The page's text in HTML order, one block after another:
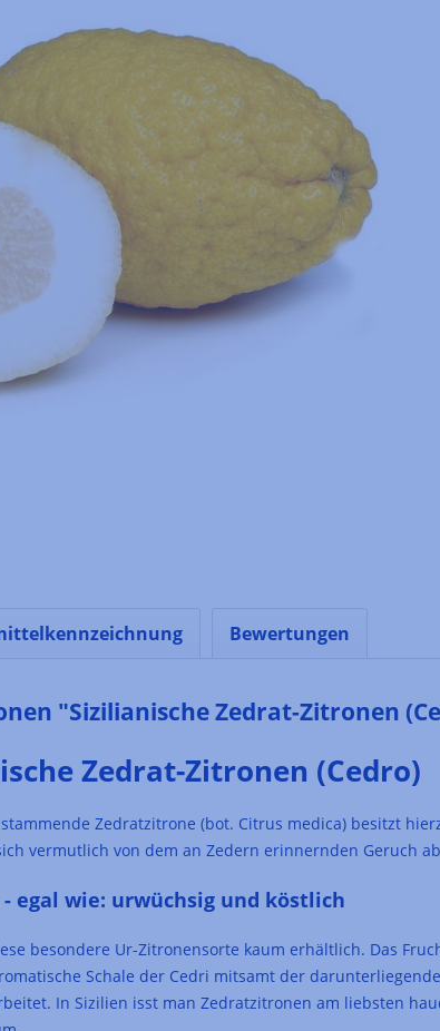
Bewertungen
"Sizilianische Zedrat-Zitronen
Zedrat-Zitronen (Cedro)
Zedratzitrone (bot. Citrus medica) besitzt
vermutlich von dem an Zedern erinnernden Geruch
- egal wie: urwüchsig und köstlich
besondere Ur-Zitronensorte kaum erhältlich. Das
Schale der Cedri mitsamt der
In Sizilien isst man Zedratzitronen am liebsten